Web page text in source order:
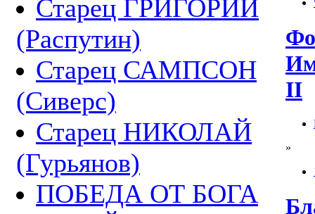
Старец ГРИГОРИЙ
(Распутин)
Старец САМПСОН
(Сиверс)
Старец НИКОЛАЙ
(Гурьянов)
ПОБЕДА ОТ БОГА
II
»